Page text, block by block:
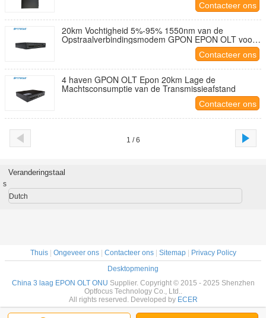
Contacteer ons
20km Vochtigheid 5%-95% 1550nm van de
Opstraalverbindingsmodem GPON EPON OLT voor
Contacteer ons
4 haven GPON OLT Epon 20km Lage de
Machtsconsumptie van de Transmissieafstand
Contacteer ons
1 / 6
Veranderingstaal
s
Dutch
Thuis| Ongeveer ons| Contacteer ons| Sitemap|
Privacy Policy
Desktopmening
China 3 laag EPON OLT ONU Supplier. Copyright © 2015 - 2025 Shenzhen
Optfocus Technology Co., Ltd..
All rights reserved. Developed by ECER